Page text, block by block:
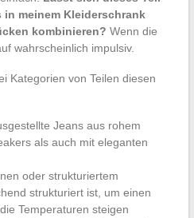
meinem Kleiderschrank
kombinieren? Wenn die
wahrscheinlich impulsiv.
Kategorien von Teilen diesen
Jeans aus rohem
als auch mit eleganten
oder strukturiertem
strukturiert ist, um einen
Temperaturen steigen